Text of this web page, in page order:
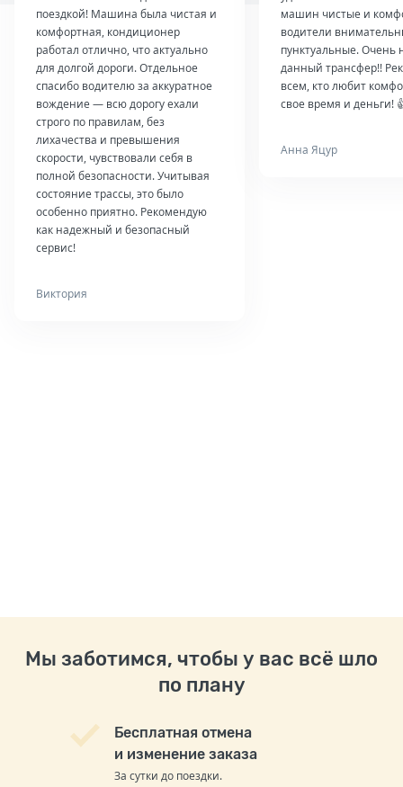
поездкой! Машина была чистая и
комфортная, кондиционер
работал отлично, что актуально
для долгой дороги. Отдельное
спасибо водителю за аккуратное
вождение — всю дорогу ехали
строго по правилам, без
лихачества и превышения
скорости, чувствовали себя в
полной безопасности. Учитывая
состояние трассы, это было
особенно приятно. Рекомендую
как надежный и безопасный
сервис!
Виктория
машин чистые и
водители
пунктуальные. Очень
данный трансфер!!
всем, кто любит
свое время и деньги!
Анна Яцур
Мы заботимся, чтобы у вас всё шло
по плану
Бесплатная отмена
и изменение заказа
За сутки до поездки.